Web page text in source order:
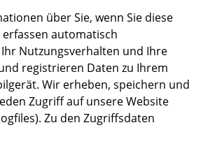
über Sie, wenn Sie diese
automatisch
Nutzungsverhalten und Ihre
registrieren Daten zu Ihrem
Wir erheben, speichern und
Zugriff auf unsereWebsite
Zu den Zugriffsdaten